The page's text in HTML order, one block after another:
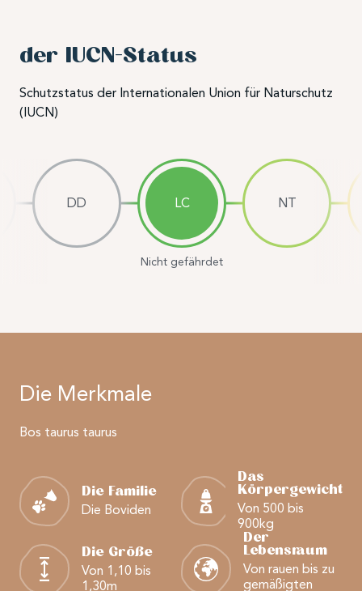
der IUCN-Status
Schutzstatus der Internationalen Union für Naturschutz
(IUCN)
DD LC
Nicht gefährdet
NT
Die Merkmale
Bos taurus taurus
Die Familie
Die Boviden
Das
Körpergewicht
Von 500 bis
900kg
Die Größe
Von 1,10 bis
1,30m
Der
Lebensraum
Von rauen bis zu
gemäßigten